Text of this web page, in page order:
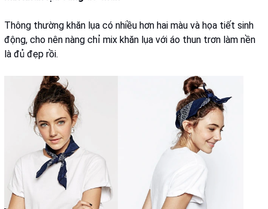
Thông thường khăn lụa có nhiều hơn hai màu và họa tiết sinh
động, cho nên nàng chỉ mix khăn lụa với áo thun trơn làm nền
là đủ đẹp rồi.